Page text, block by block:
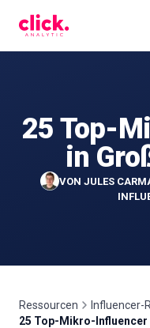
Funktionen
Kostenlose
Tools
25 Top-
in
VON JULES
Ressourcen
Influencer-
25 Top-Mikro-